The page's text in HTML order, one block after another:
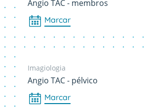
Angio TAC - membros
Marcar
Imagiologia
Angio TAC - pélvico
Marcar